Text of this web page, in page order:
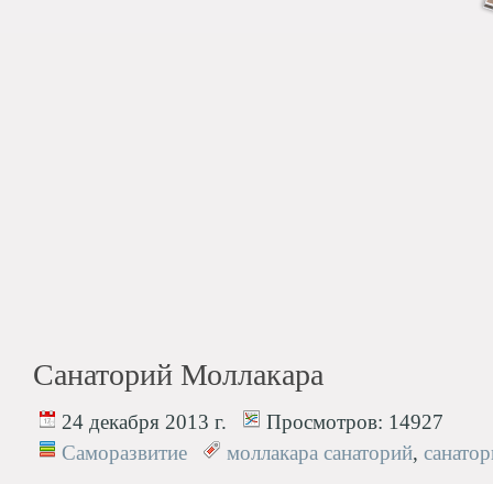
Санаторий Моллакара
24 декабря 2013 г. Просмотров: 14927
Саморазвитие
моллакара санаторий,